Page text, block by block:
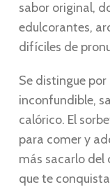
sabor original,
edulcorantes,
difíciles de
Se distingue
inconfundible,
calórico. El
para comer y
más sacarlo del
que te